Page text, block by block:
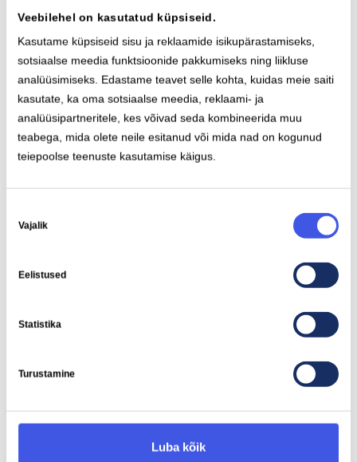
Veebilehel on kasutatud küpsiseid.
Kasutame küpsiseid sisu ja reklaamide isikupärastamiseks,
sotsiaalse meedia funktsioonide pakkumiseks ning liikluse
analüüsimiseks. Edastame teavet selle kohta, kuidas meie saiti
kasutate, ka oma sotsiaalse meedia, reklaami- ja
analüüsipartneritele, kes võivad seda kombineerida muu
teabega, mida olete neile esitanud või mida nad on kogunud
teiepoolse teenuste kasutamise käigus.
valik
Vajalik
Eelistused
Statistika
Turustamine
Luba kõik
55 kWh
Aeglase laadimise
pistikutüüp (AC)
Type-2
Kiirlaadimise
Mootori võimsus
Toetatud